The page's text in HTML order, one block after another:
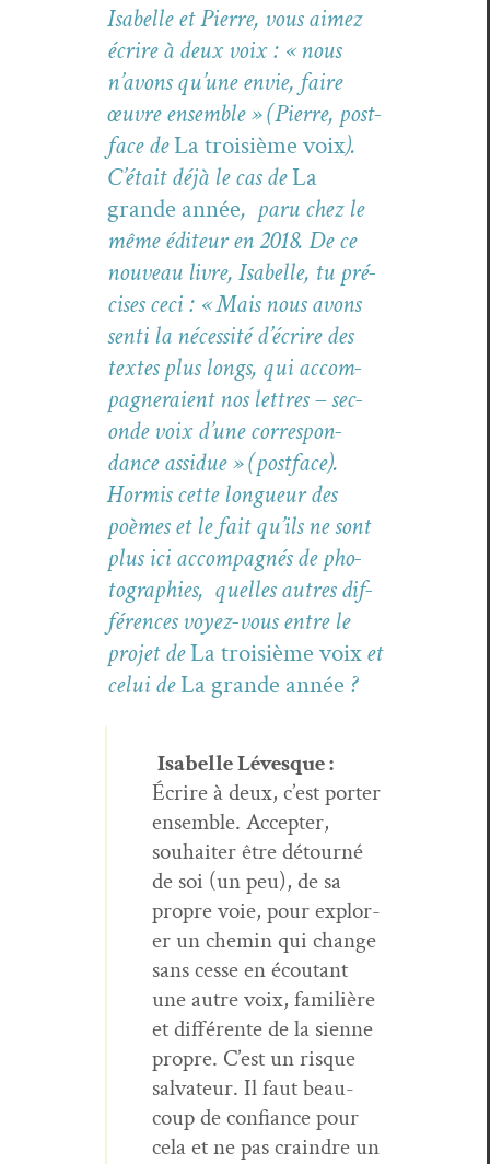
Isabelle et Pierre, vous aimez
écrire à deux voix : « nous
n’avons qu’une envie, faire
œuvre ensem­ble » (Pierre, post­
face deLa troisième voix).
C’était déjà le cas deLa
grande année, paru chez le
même édi­teur en 2018. De ce
nou­veau livre, Isabelle, tu pré­
cis­es ceci : « Mais nous avons
sen­ti la néces­sité d’écrire des
textes plus longs, qui accom­
pa­g­n­eraient nos let­tres – sec­
onde voix d’une cor­re­spon­
dance assidue » (post­face).
Hormis cette longueur des
poèmes et le fait qu’ils ne sont
plus ici accom­pa­g­nés de pho­
togra­phies, quelles autres dif­
férences voyez-vous entre le
pro­jet deLa troisième voixet
celui deLa grande année ?
Isabelle Lévesque :
Écrire à deux, c’est porter
ensem­ble. Accepter,
souhaiter être détourné
de soi (un peu), de sa
pro­pre voie, pour explor­
er un chemin qui change
sans cesse en écoutant
une autre voix, famil­ière
et dif­férente de la sienne
pro­pre. C’est un risque
sal­va­teur. Il faut beau­
coup de con­fi­ance pour
cela et ne pas crain­dre un